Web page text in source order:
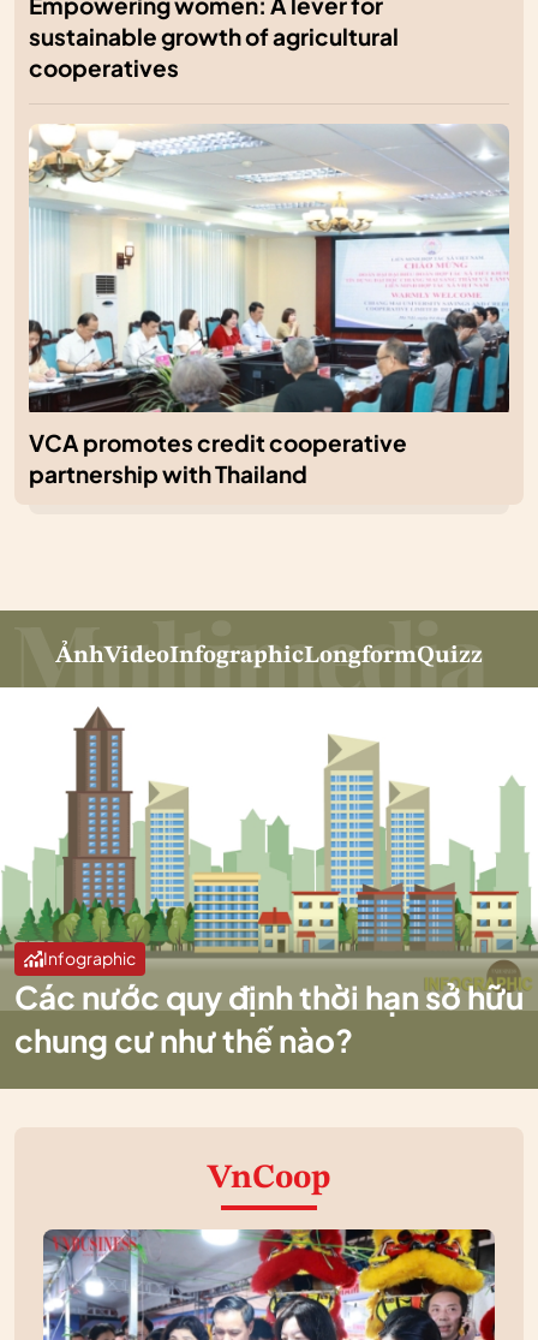
Empowering women: A lever for
sustainable growth of agricultural
cooperatives
VCA promotes credit cooperative
partnership with Thailand
ẢnhVideoInfographicLongformQuizz
Infographic
Các nước quy định thời hạn sở hữu
chung cư như thế nào?
VnCoop